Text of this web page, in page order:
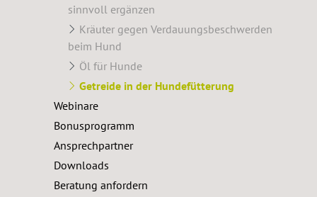
sinnvoll ergänzen
Kräuter gegen Verdauungsbeschwerden
beim Hund
Öl für Hunde
Getreide in der Hundefütterung
Webinare
Bonusprogramm
Ansprechpartner
Downloads
Beratung anfordern